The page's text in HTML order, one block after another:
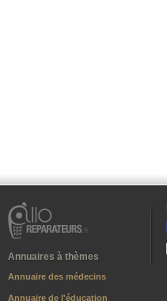
Annuaires à thèmes
Annuaire des médecins
Annuaire de l'éducation